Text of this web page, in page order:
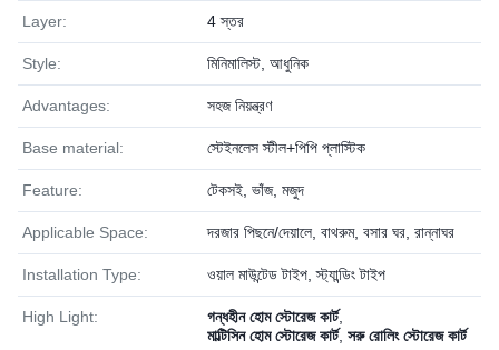
Layer: 4 স্তর
Style: মিনিমালিস্ট, আধুনিক
Advantages: সহজ নিয়ন্ত্রণ
Base material: স্টেইনলেস স্টীল+পিপি প্লাস্টিক
Feature: টেকসই, ভাঁজ, মজুদ
Applicable Space: দরজার পিছনে/দেয়ালে, বাথরুম, বসার ঘর, রান্নাঘর
Installation Type: ওয়াল মাউন্টেড টাইপ, স্ট্যান্ডিং টাইপ
High Light: গন্ধহীন হোম স্টোরেজ কার্ট,
মাল্টিসিন হোম স্টোরেজ কার্ট, সরু রোলিং স্টোরেজ কার্ট